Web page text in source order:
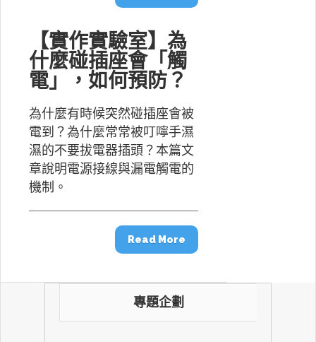
【實作實驗室】為
什麼碰插座會「觸
電」，如何預防？
為什麼有時候突然碰插座會被
電到？為什麼常常被叮嚀手濕
濕的不要拔電器插頭？本篇文
章說明電源接線與漏電觸電的
機制。
Read More
專題企劃